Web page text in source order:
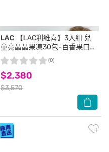
LAC 【LAC利維喜】3入組 兒
童亮晶晶果凍30包-百香果口味
(婦幼系列/葉黃素)
$2,380
$3,570
(0)